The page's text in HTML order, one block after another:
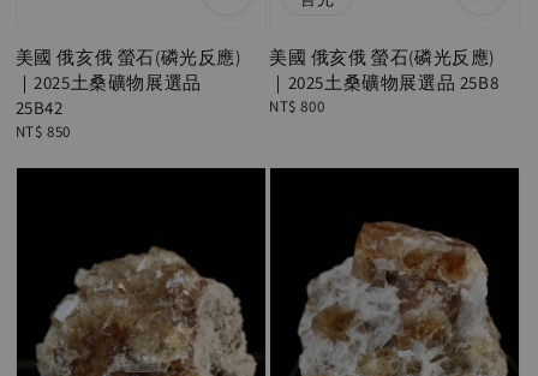
美國 俄亥俄 螢石(磷光反應)
｜2025土桑礦物展選品
25B42
Regular
NT$ 850
美國 俄亥俄 螢石(磷光反應)
｜2025土桑礦物展選品 25B8
Regular
NT$ 800